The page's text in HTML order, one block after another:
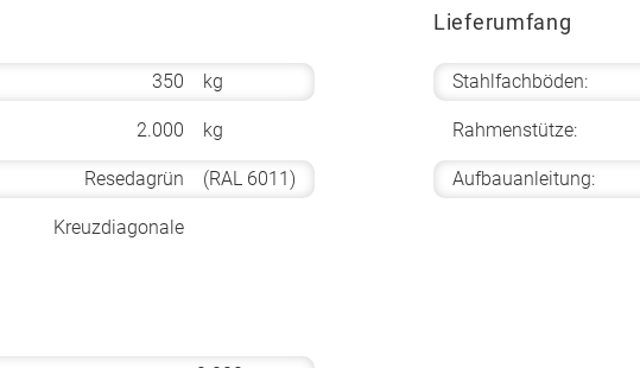
350 kg
2.000 kg
Resedagrün (RAL 6011)
Kreuzdiagonale
Lieferumfang
Stahlfachböden:
Rahmenstütze:
Aufbauanleitung: